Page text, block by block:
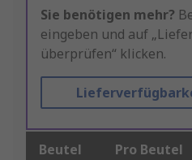
Sie benötigen mehr?
eingeben und auf
überprüfen“ klicken.
Beutel Pro Beutel